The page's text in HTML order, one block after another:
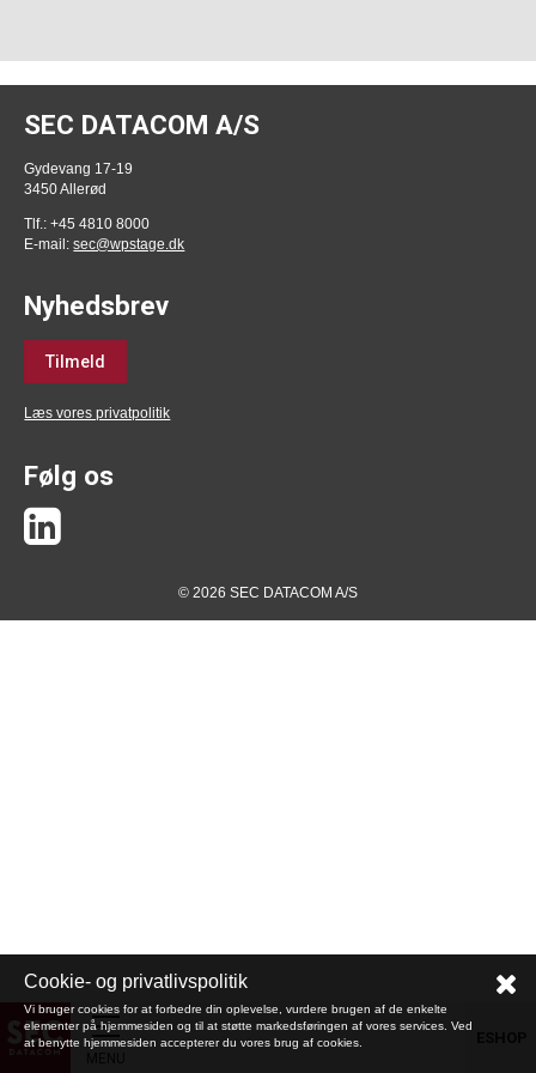
SEC DATACOM A/S
Gydevang 17-19
3450 Allerød
Tlf.: +45 4810 8000
E-mail:sec@wpstage.dk
Nyhedsbrev
Tilmeld
Læs vores privatpolitik
Følg os
© 2026 SEC DATACOM A/S
Cookie- og privatlivspolitik
Vi bruger cookies for at forbedre din oplevelse, vurdere brugen af de enkelte
elementer på hjemmesiden og til at støtte markedsføringen af vores services. Ved
at benytte hjemmesiden accepterer du vores brug af cookies.